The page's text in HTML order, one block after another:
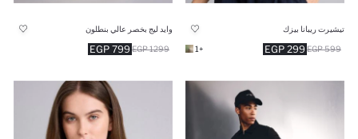
تيشيرت ريبانا بيزك
299 EGP 599 EGP
+1
وايد ليج بخصر عالي بنطلون
799 EGP 1299 EGP